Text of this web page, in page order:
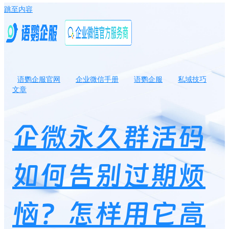
跳至内容
语鹦企服官网 企业微信手册 语鹦企服
私域技巧
文章
企微永久群活码
如何告别过期烦
恼？怎样用它高